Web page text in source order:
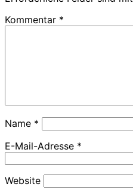
Kommentar *
Name *
E-Mail-Adresse *
Website